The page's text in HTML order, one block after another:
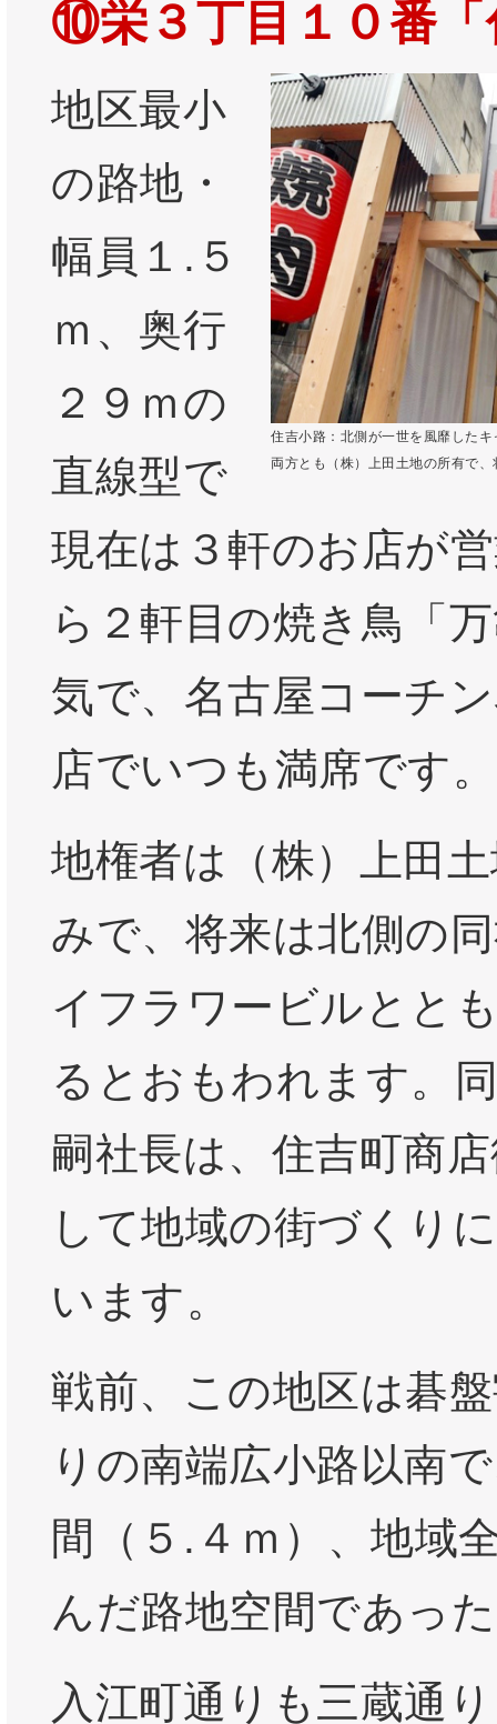
⑩栄３丁目１０番「
住吉小路：北側が一世を風靡した
両方とも（株）上田土地の所有で
地区最小
の路地・
幅員１.５
ｍ、奥行
２９ｍの
直線型で
現在は３軒のお店が
ら２軒目の焼き鳥「
気で、名古屋コーチ
店でいつも満席です。
地権者は（株）上田
みで、将来は北側の
イフラワービルとと
るとおもわれます。
嗣社長は、住吉町商
して地域の街づくり
います。
戦前、この地区は碁
りの南端広小路以南
間（５.４ｍ）、地域
んだ路地空間であっ
入江町通りも三蔵通